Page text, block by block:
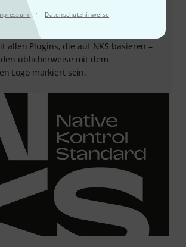
· Datenschutzhinweise
vom einfachen Workflow ermöglicht
Zugriff auf eine große Anzahl
Sounds. Dieses Instrument
allen Plugins, die auf NKS basieren –
üblicherweise mit dem
Logo markiert sein.